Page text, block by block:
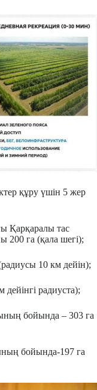
құру үшін 5 жер
Қарқаралы тас
200 га (қала шегі);
10 км дейін);
радиуста);
бойында – 303 га
бойында-197 га